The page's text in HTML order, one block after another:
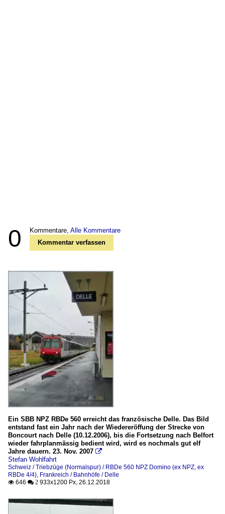
0 Kommentare, Alle Kommentare
Kommentar verfassen
Ein SBB NPZ RBDe 560 erreicht das französische Delle. Das Bild
entstand fast ein Jahr nach der Wiedereröffung der Strecke von
Boncourt nach Delle (10.12.2006), bis die Fortsetzung nach Belfort
wieder fahrplanmässig bedient wird, wird es nochmals gut elf
Jahre dauern. 23. Nov. 2007 
Stefan Wohlfahrt
Schweiz / Triebzüge (Normalspur) / RBDe 560 NPZ Domino (ex NPZ, ex
RBDe 4/4), Frankreich / Bahnhöfe / Delle
 646  2 933x1200 Px, 26.12.2018